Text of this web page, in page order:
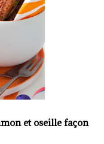
et oseille façon